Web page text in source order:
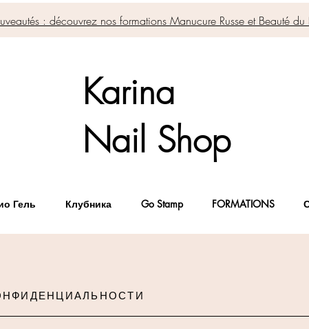
: découvrez nos formations Manucure Russe et Beauté du
Karina
Nail Shop
Гель Клубника Go Stamp FORMATIONS